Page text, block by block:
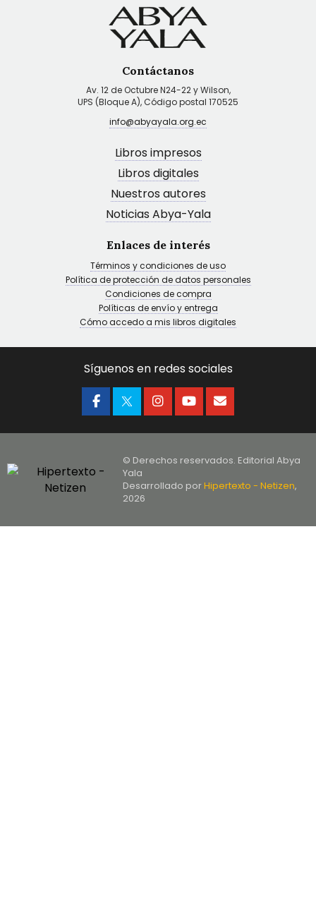
Contáctanos
Av. 12 de Octubre N24-22 y Wilson,
UPS (Bloque A), Código postal 170525
info@abyayala.org.ec
Libros impresos
Libros digitales
Nuestros autores
Noticias Abya-Yala
Enlaces de interés
Términos y condiciones de uso
Política de protección de datos personales
Condiciones de compra
Políticas de envío y entrega
Cómo accedo a mis libros digitales
Síguenos en redes sociales
© Derechos reservados. Editorial Abya
Yala
Desarrollado porHipertexto - Netizen,
2026